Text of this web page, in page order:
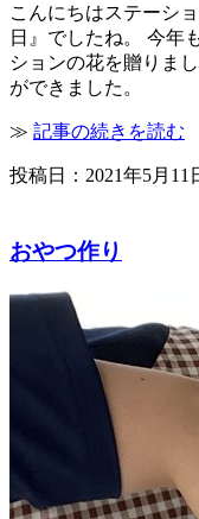
こんにちはステーシ
日』でしたね。 今年
ションの花を贈りま
ができました。
≫ 記事の続きを読む
投稿日：2021年5月
おやつ作り